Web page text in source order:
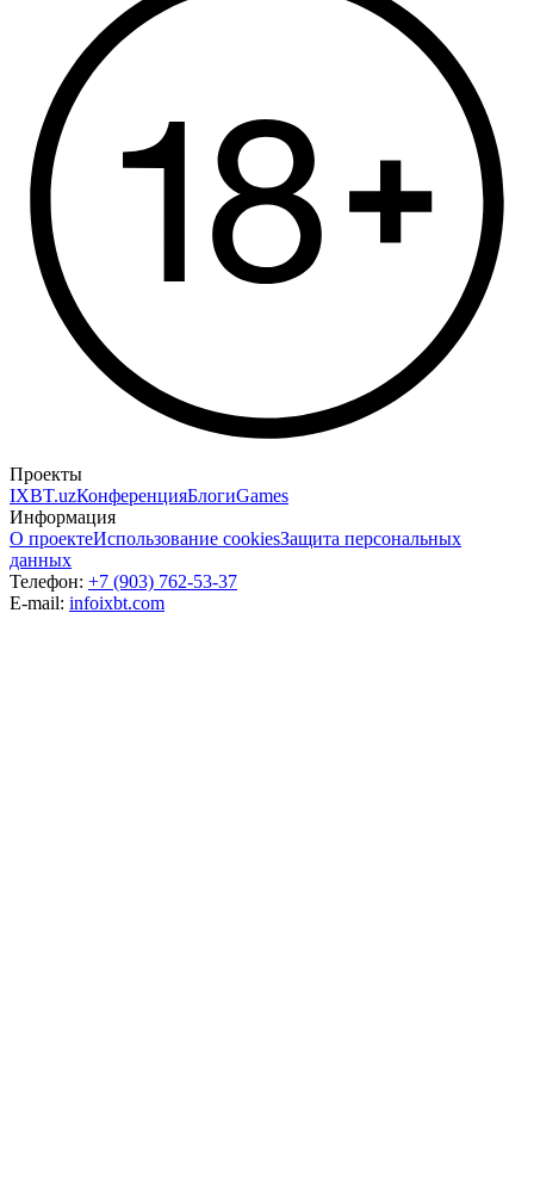
Проекты
IXBT.uzКонференцияБлогиGames
Информация
О проектеИспользование cookiesЗащита персональных
данных
Телефон: +7 (903) 762-53-37
E-mail: infoixbt.com